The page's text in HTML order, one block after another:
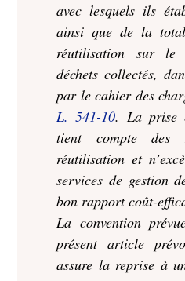
avec lesquels ils
ainsi que de la
réutilisation sur le
déchets collectés,
par le cahier des
L. 541-10. La prise
tient compte des
réutilisation et
services de gestion
bon rapport coût-
La convention
présent article
assure la reprise à